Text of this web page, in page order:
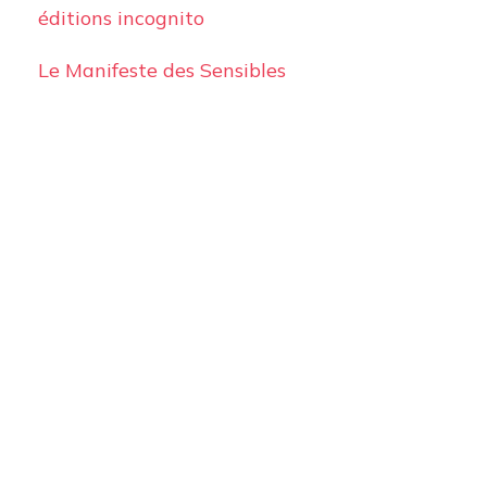
éditions incognito
Le Manifeste des Sensibles